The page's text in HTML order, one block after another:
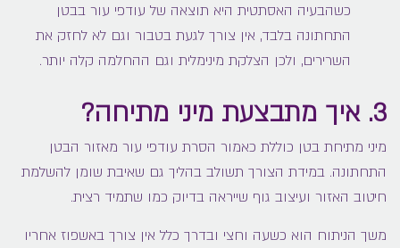
כשהבעיה האסתטית היא תוצאה של עודפי עור בבטן
התחתונה בלבד, אין צורך לגעת בטבור וגם לא לחזק את
השרירים, ולכן הצלקת מינימלית וגם ההחלמה קלה יותר.
3. איך מתבצעת מיני מתיחה?
מיני מתיחת בטן כוללת כאמור הסרת עודפי עור מאזור הבטן
התחתונה. במידת הצורך תשולב בהליך גם שאיבת שומן להשלמת
חיטוב האזור ועיצוב גוף שייראה בדיוק כמו שתמיד רצית.
משך הניתוח הוא כשעה וחצי ובדרך כלל אין צורך באשפוז אחריו